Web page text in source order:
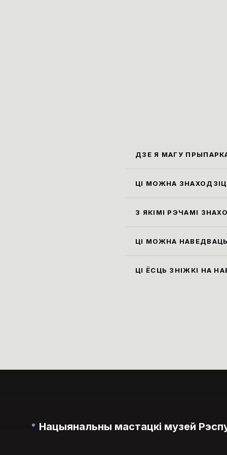
ДЗЕ Я МАГУ
ЦІ МОЖНА
З ЯКІМІ РЭЧАМІ
см, а
ЦІ МОЖНА
ЦІ ЁСЦЬ ЗНІЖКІ НА
Нацыянальны мастацкі музей